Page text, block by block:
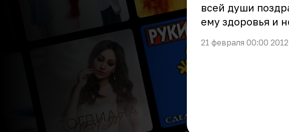
всей души
ему здоровья и
21 февраля 00:00 2012